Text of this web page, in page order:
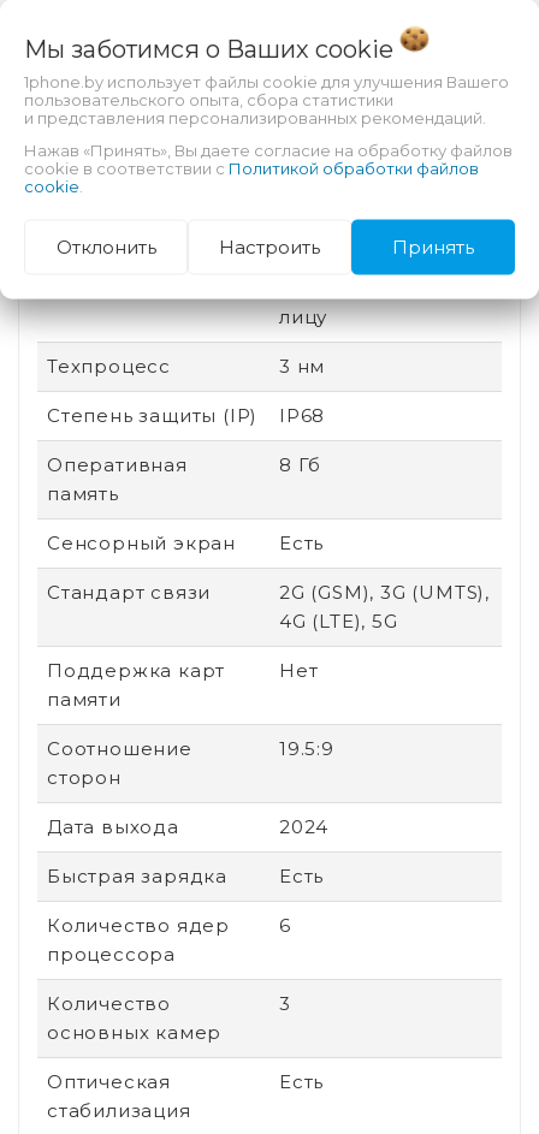
влагозащита
Защита от царапин Ceramic Shield
Производитель
процессора
Apple
Аккумулятор Несъемный
лицу
Техпроцесс 3 нм
Степень защиты (IP) IP68
Оперативная
память
8 Гб
Сенсорный экран Есть
Стандарт связи
2G (GSM), 3G (UMTS),
4G (LTE), 5G
Поддержка карт
памяти
Нет
Соотношение
сторон
19.5:9
Дата выхода 2024
Быстрая зарядка Есть
Количество ядер
процессора
6
Количество
основных камер
3
Оптическая
стабилизация
Есть
Мы заботимся о Ваших cookie
1phone.by использует файлы cookie для улучшения Вашего
пользовательского опыта, сбора статистики
и представления персонализированных рекомендаций.
Нажав «Принять», Вы даете согласие на обработку файлов
cookie в соответствии с Политикой обработки файлов
cookie
Отклонить Настроить Принять